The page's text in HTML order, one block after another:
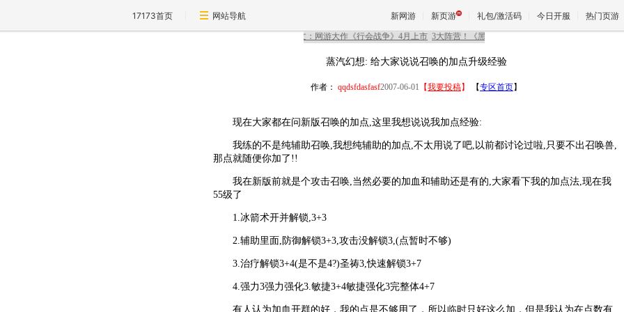
17173首页 网站导航 新网游 新页游 礼包/激活码 今日开服 热门页游
蒸汽幻想: 给大家说说召唤的加点升级经验
作者： qqdsfdasfasf2007-06-01 【我要投稿】 【专区首页】
现在大家都在问新版召唤的加点,这里我想说说我加点经验:
我练的不是纯辅助召唤,我想纯辅助的加点,不太用说了吧,以前都讨论过啦,只要不出召唤兽,
那点就随便你加了!!
我在新版前就是个攻击召唤,当然必要的加血和辅助还是有的,大家看下我的加点法,现在我
55级了
1.冰箭术开并解锁,3+3
2.辅助里面,防御解锁3+3,攻击没解锁3,(点暂时不够)
3.治疗解锁3+4(是不是4?)圣祷3,快速解锁3+7
4.强力3强力强化3.敏捷3+4敏捷强化3完整体4+7
有人认为加血开群的好，我的点是不够用了，所以临时只好这么加，但是我认为在点数有